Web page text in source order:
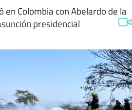
en Colombia con Abelardo de la
presidencial